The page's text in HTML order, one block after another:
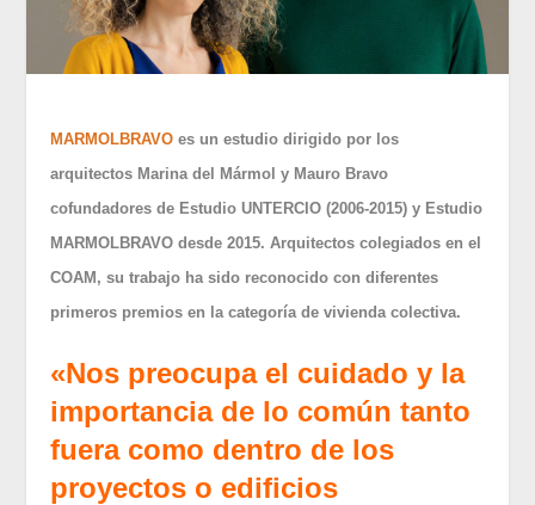
MARMOLBRAVO es un estudio dirigido por los
arquitectos Marina del Mármol y Mauro Bravo
cofundadores de Estudio UNTERCIO (2006-2015) y Estudio
MARMOLBRAVO desde 2015. Arquitectos colegiados en el
COAM, su trabajo ha sido reconocido con diferentes
primeros premios en la categoría de vivienda colectiva.
«Nos preocupa el cuidado y la
importancia de lo común tanto
fuera como dentro de los
proyectos o edificios